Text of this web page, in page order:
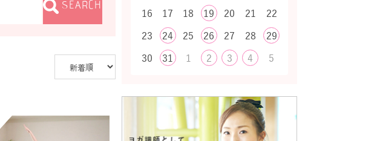
SEARCH
16
17 18 19 20 21
22
23
24 25 26 27 28
29
30
31 1 2 3 4 5